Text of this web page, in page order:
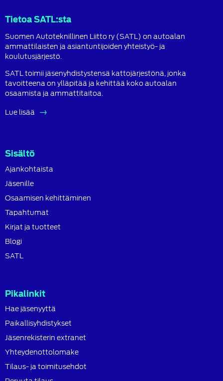
Tietoa SATL:sta
Suomen Autoteknillinen Liitto ry (SATL) on autoalan
ammattilaisten ja asiantuntijoiden yhteistyö- ja
koulutusjärjestö.
SATL toimii jäsenyhdistystensä kattojärjestönä, jonka
tavoitteena on ylläpitää ja kehittää koko autoalan
osaamista ja ammattitaitoa.
Lue lisää
Sisältö
Ajankohtaista
Jäsenille
Osaamisen kehittäminen
Tapahtumat
Kirjat ja tuotteet
Blogi
SATL
Pikalinkit
Hae jäsenyyttä
Paikallisyhdistykset
Jäsenrekisterin extranet
Yhteydenottolomake
Tilaus- ja toimitusehdot